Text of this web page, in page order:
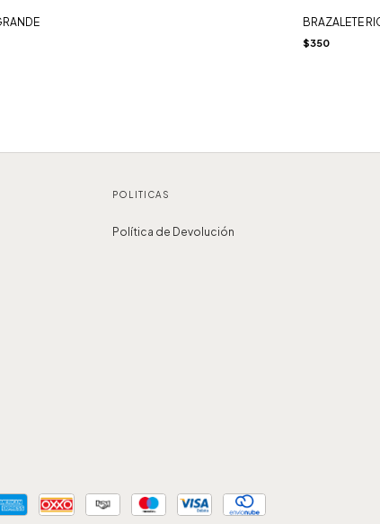
BRAZALETE
$350
POLITICAS
Política de Devolución